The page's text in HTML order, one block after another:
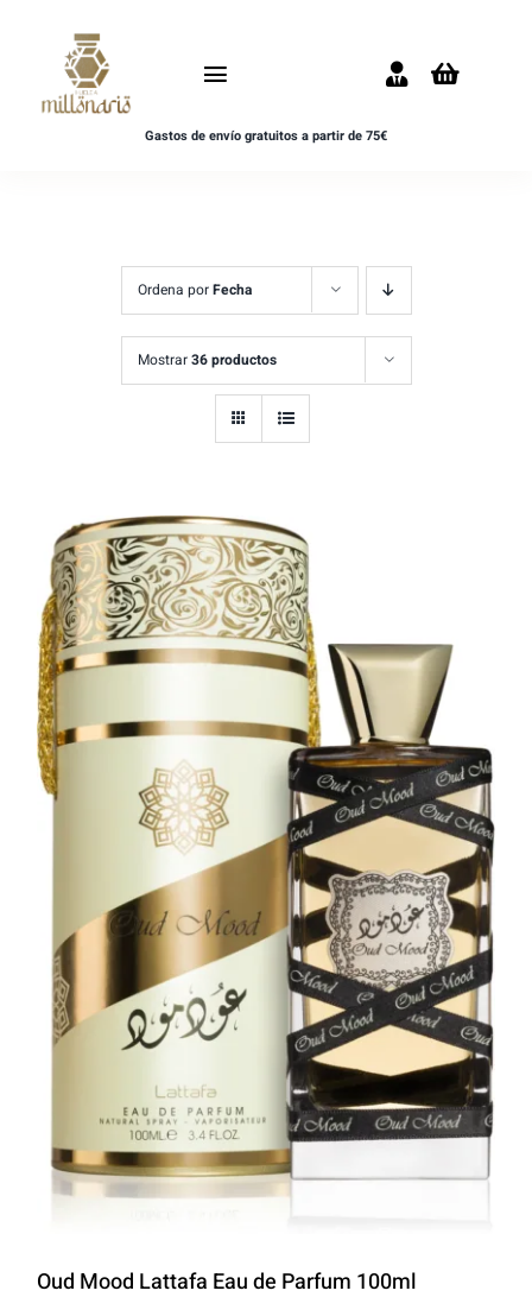
contenido
Toggle
Navigation
LATTAFA
MARCAS
Gastos de envío gratuitos a partir de 75€
Ordena porFecha
Mostrar36 productos
Oud Mood Lattafa Eau de Parfum 100ml